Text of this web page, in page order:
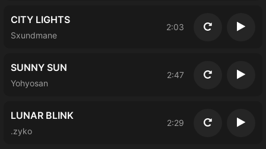
CITY LIGHTS
Sxundmane
2:03 Повторить
SUNNY SUN
Yohyosan
2:47 Повторить
LUNAR BLINK
.zyko
2:29 Повторить